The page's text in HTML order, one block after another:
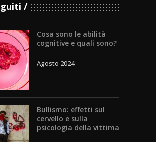
Cosa sono le abilità
cognitive e quali sono?
Agosto 2024
Bullismo: effetti sul
cervello e sulla
psicologia della vittima